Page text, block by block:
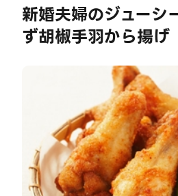
新婚夫婦のジューシ
ず胡椒手羽から揚げ